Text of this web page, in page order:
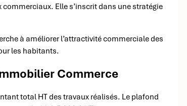
Elle s’inscrit dans une stratégie
à améliorer l’attractivité commerciale des
les habitants.
Commerce
total HT des travaux réalisés. Le plafond